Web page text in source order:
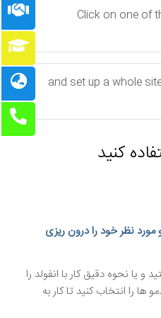
Click on one of
…and set up a whole
کنید
نظر خود را درون ریزی
و یا نحوه دقیق کار با انفولد را
ها را انتخاب کنید تا کار به